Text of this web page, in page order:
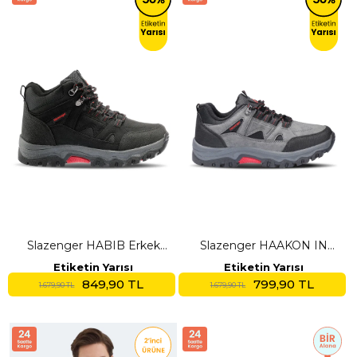
Slazenger HABIB Erkek
Siyah Outdoor
Etiketin Yarısı
1.679,90 TL 849,90 TL
Slazenger HAAKON IN
Kadın Koyu Gri Outdoor
Etiketin Yarısı
1.679,90 TL 799,90 TL